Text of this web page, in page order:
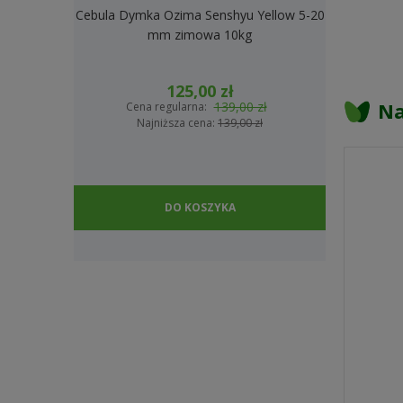
Cebula Dymka Ozima Senshyu Yellow 5-20
mm zimowa 10kg
125,00 zł
Cena regularna: 139,00 zł
Najniższa cena: 139,00 zł
DO KOSZYKA